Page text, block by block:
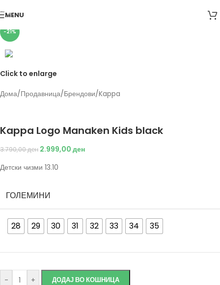
Skip to navigation
Skip to main content
MENU
-21%
Click to enlarge
Дома/Продавница/Брендови/Kappa
Kappa Logo Manaken Kids black
3.790,00ден 2.999,00 ден
Детски чизми 13.10
ГОЛЕМИНИ
28 29 30 31 32 33 34 35
- + ДОДАЈ ВО КОШНИЦА